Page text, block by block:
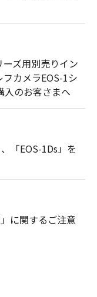
ズ用別売りイン
カメラEOS-1シ
入のお客さまへ
「EOS-1Ds」を
に関するご注意